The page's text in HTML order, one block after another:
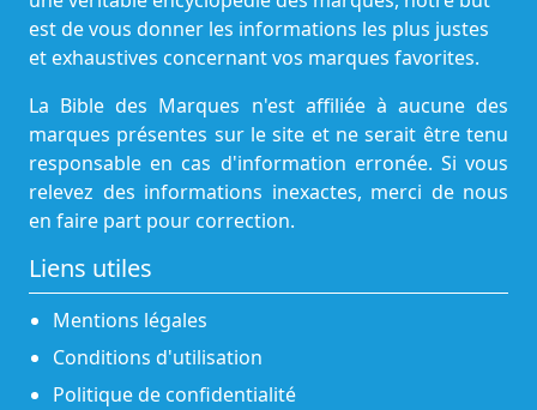
est de vous donner les informations les plus justes
et exhaustives concernant vos marques favorites.
La Bible des Marques n'est affiliée à aucune des
marques présentes sur le site et ne serait être tenu
responsable en cas d'information erronée. Si vous
relevez des informations inexactes, merci de nous
en faire part pour correction.
Liens utiles
Mentions légales
Conditions d'utilisation
Politique de confidentialité